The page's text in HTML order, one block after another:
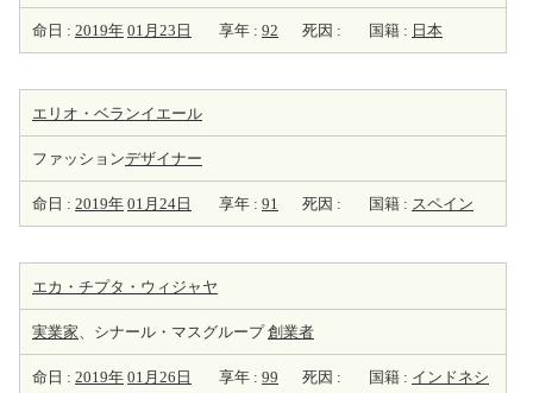
命日 : 2019年 01月23日 享年 : 92 死因 : 国籍 : 日本
エリオ・ベランイエール
ファッションデザイナー
命日 : 2019年 01月24日 享年 : 91 死因 : 国籍 : スペイン
エカ・チプタ・ウィジャヤ
実業家、シナール・マスグループ創業者
命日 : 2019年 01月26日 享年 : 99 死因 : 国籍 : インドネシ